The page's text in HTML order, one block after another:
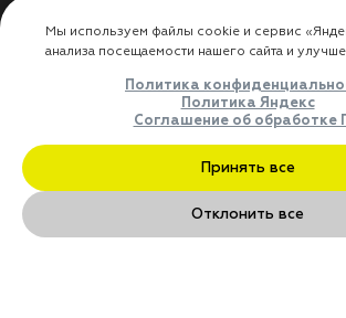
Использование
использования личных
Оферта
Доставка
Где купить
ДЛЯ ПАРТНЁРОВ
Преимущества